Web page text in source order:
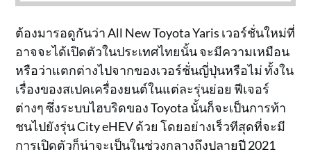
ต้องมารอดูกันว่า All New Toyota Yaris เวอร์ชั่นใหม่ที่
อาจจะได้เปิดตัวในประเทศไทยนั้น จะมีความเหมือน
หรือว่าแตกต่างไปจากของเวอร์ชั่นญี่ปุ่นหรือไม่ ทั้งใน
เรื่องของสเปคเครื่องยนต์ในแต่ละรุ่นย่อย ฟีเจอร์
ต่างๆ ซึ่งระบบไฮบริดของ Toyota นั้นก็จะเป็นการท้า
ชนไปยังรุ่น City eHEV ด้วย โดยอย่างเร็วทีสุดที่จะมี
การเปิดตัวก็น่าจะเป็นในช่วงกลางถึงปลายปี 2021